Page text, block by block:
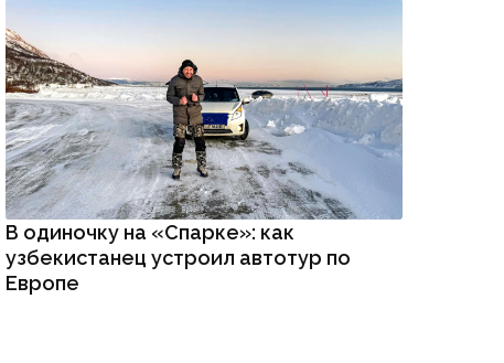
В одиночку на «Спарке»: как
узбекистанец устроил автотур по
Европе